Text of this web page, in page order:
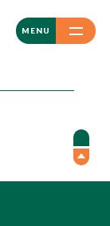
MENU
CLOSE